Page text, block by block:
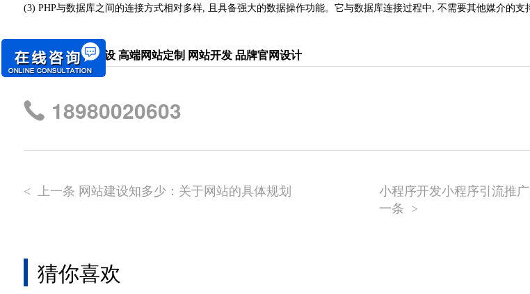
(3) PHP与数据库之间的连接方式相对多样, 且具备强大的数据操作功能。它与数据库连接过程中, 不需要其他媒介的支
关键词：网站建设 高端网站定制 网站开发 品牌官网设计
18980020603
< 上一条 ​网站建设知多少：关于网站的具体规划
小程序开发小程序引流推
一条 >
猜你喜欢